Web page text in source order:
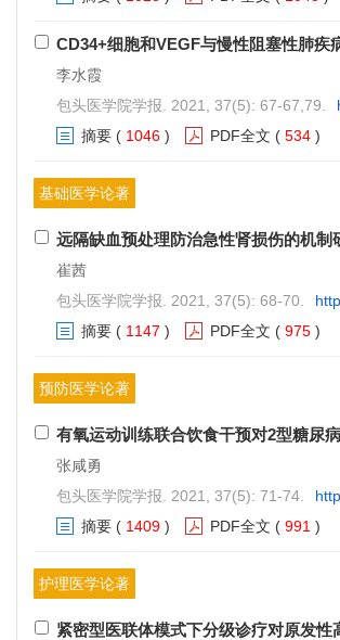
CD34+细胞和VEGF与慢性阻塞性肺疾
李水霞
包头医学院学报. 2021, 37(5): 67-67,79.
摘要 ( 1046 ) PDF全文 ( 534 )
基础医学论著
远隔缺血预处理防治急性肾损伤的机制
崔茜
包头医学院学报. 2021, 37(5): 68-70.
摘要 ( 1147 ) PDF全文 ( 975 )
预防医学论著
有氧运动训练联合饮食干预对2型糖尿
张咸勇
包头医学院学报. 2021, 37(5): 71-74.
摘要 ( 1409 ) PDF全文 ( 991 )
护理医学论著
紧密型医联体模式下分级诊疗对原发性